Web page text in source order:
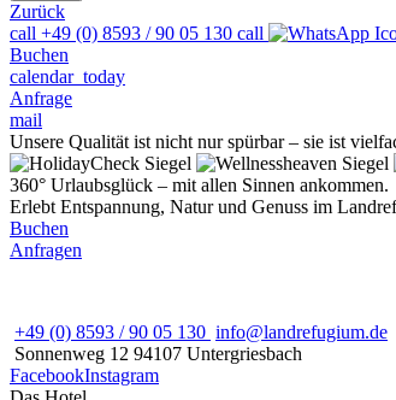
Zurück
call +49 (0) 8593 / 90 05 130 call
Buchen
calendar_today
Anfrage
mail
Unsere Qualität ist nicht nur spürbar – sie ist
360° Urlaubsglück – mit allen Sinnen ankommen.
Erlebt Entspannung, Natur und Genuss im
Buchen
Anfragen
+49 (0) 8593 / 90 05 130 info@landrefugium.de
Sonnenweg 12 94107 Untergriesbach
FacebookInstagram